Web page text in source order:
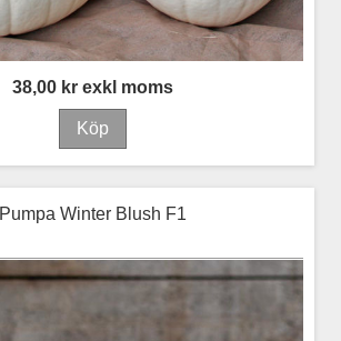
38,00 kr exkl moms
Pumpa Winter Blush F1